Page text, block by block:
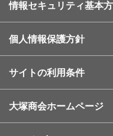
情報セキュリティ基本
個人情報保護方針
サイトの利用条件
大塚商会ホームページ